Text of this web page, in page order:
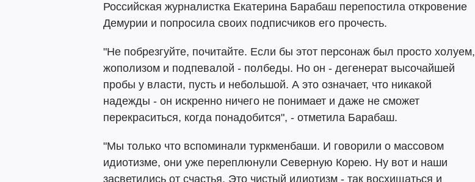
Российская журналистка Екатерина Барабаш перепостила откровение
Демурии и попросила своих подписчиков его прочесть.
"Не побрезгуйте, почитайте. Если бы этот персонаж был просто холуем,
жополизом и подпевалой - полбеды. Но он - дегенерат высочайшей
пробы у власти, пусть и небольшой. А это означает, что никакой
надежды - он искренно ничего не понимает и даже не сможет
перекраситься, когда понадобится", - отметила Барабаш.
"Мы только что вспоминали туркменбаши. И говорили о массовом
идиотизме, они уже переплюнули Северную Корею. Ну вот и наши
засветились от счастья. Это чистый идиотизм - так восхищаться и